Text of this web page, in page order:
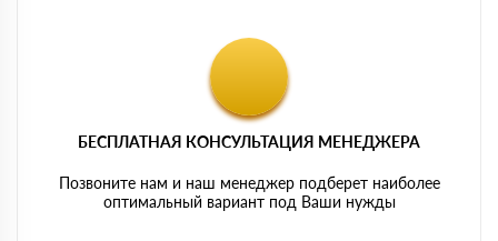
БЕСПЛАТНАЯ КОНСУЛЬТАЦИЯ МЕНЕДЖЕРА
Позвоните нам и наш менеджер подберет наиболее
оптимальный вариант под Ваши нужды